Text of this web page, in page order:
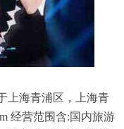
上海青浦区，上海青
经营范围含:国内旅游